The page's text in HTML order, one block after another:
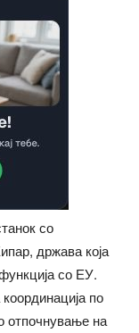
со
држава која
со ЕУ.
по
отпочнување на